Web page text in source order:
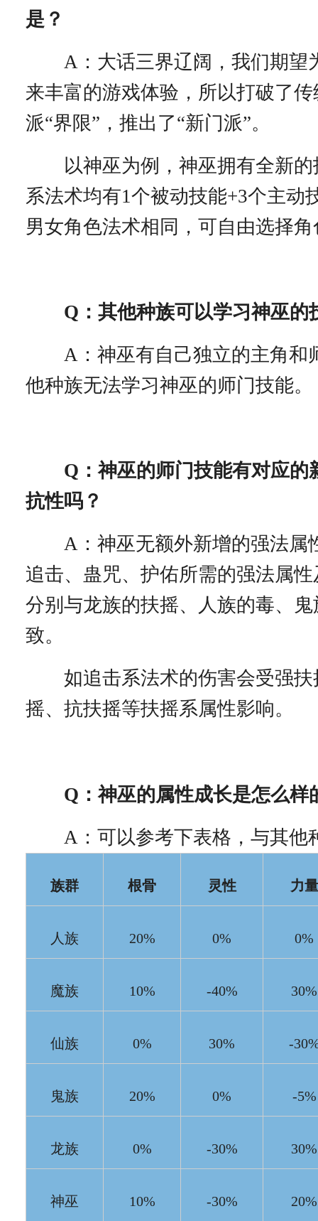
是？
A：大话三界辽阔，我们期望
来丰富的游戏体验，所以打破了
派“界限”，推出了“新门派”。
以神巫为例，神巫拥有全新的
系法术均有1个被动技能+3个主动
男女角色法术相同，可自由选择角
Q：其他种族可以学习神巫的
A：神巫有自己独立的主角和
他种族无法学习神巫的师门技能。
Q：神巫的师门技能有对应的
抗性吗？
A：神巫无额外新增的强法属
追击、蛊咒、护佑所需的强法属
分别与龙族的扶摇、人族的毒、
致。
如追击系法术的伤害会受强扶
摇、抗扶摇等扶摇系属性影响。
Q：神巫的属性成长是怎么样
A：可以参考下表格，与其他
族群 根骨 灵性 力量
人族 20% 0% 0%
魔族 10% -40% 30%
仙族 0% 30% -
鬼族 20% 0% -5%
龙族 0% -30% 30%
神巫 10% -30% 20%